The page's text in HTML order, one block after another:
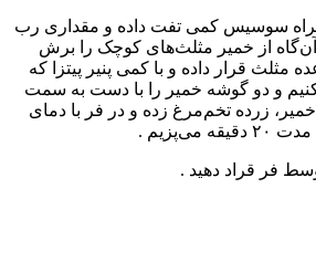
سوسیس کمی تفت داده و مقداری رب
آن‌گاه از خمیر مثلث‌های کوچک را برش
مثلث قرار داده و با کمی پنیر پیتزا که
و دو گوشه خمیر را با دست به سمت
زرده تخم‌مرغ زده و در فر با دمای
فر قراد دهید .